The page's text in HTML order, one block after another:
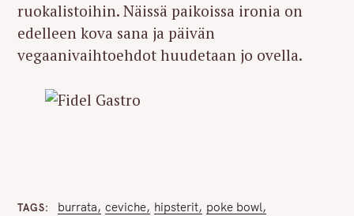
ruokalistoihin. Näissä paikoissa ironia on
edelleen kova sana ja päivän
vegaanivaihtoehdot huudetaan jo ovella.
TAGS burrata ceviche hipsterit
poke bowl